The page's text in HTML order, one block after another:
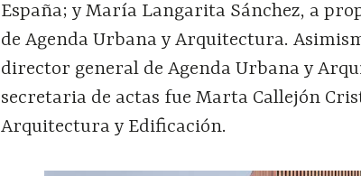
España; y María Langarita Sánchez, a
de Agenda Urbana y Arquitectura.
director general de Agenda Urbana y
secretaria de actas fue Marta Callejón
Arquitectura y Edificación.